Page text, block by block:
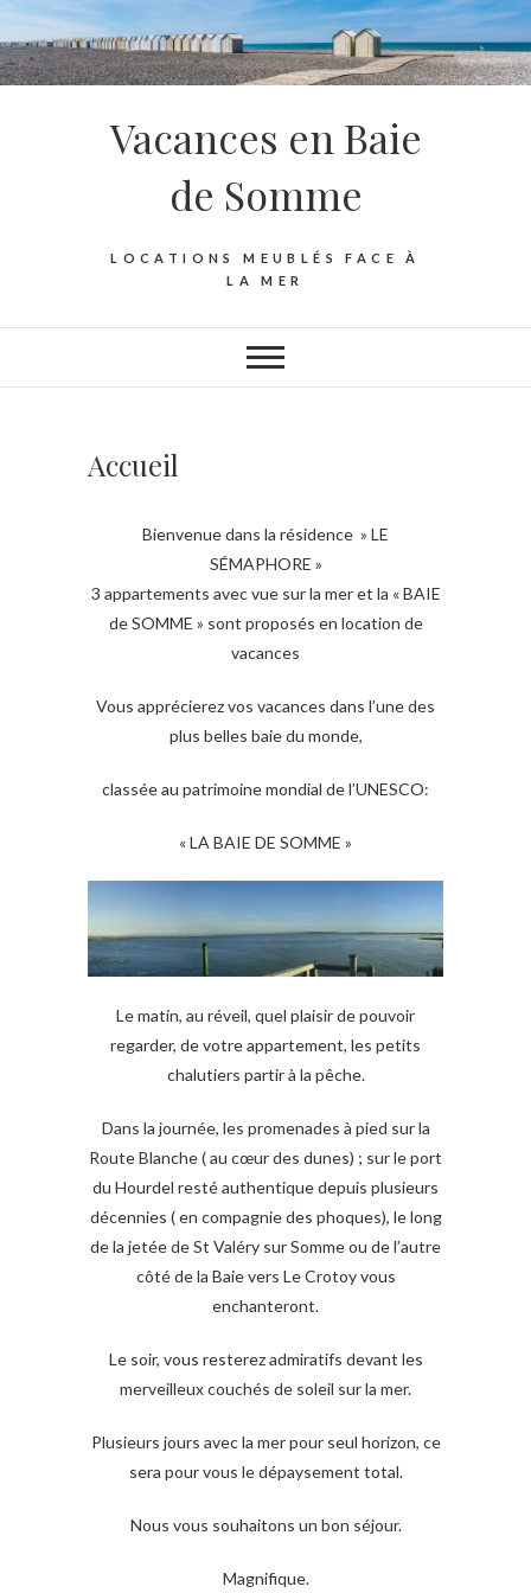
Vacances en Baie
de Somme
LOCATIONS MEUBLÉS FACE À
LA MER
Accueil
Bienvenue dans la résidence » LE
SÉMAPHORE »
3 appartements avec vue sur la mer et la « BAIE
de SOMME » sont proposés en location de
vacances
Vous apprécierez vos vacances dans l’une des
plus belles baie du monde,
classée au patrimoine mondial de l’UNESCO:
« LA BAIE DE SOMME »
Le matin, au réveil, quel plaisir de pouvoir
regarder, de votre appartement, les petits
chalutiers partir à la pêche.
Dans la journée, les promenades à pied sur la
Route Blanche ( au cœur des dunes) ; sur le port
du Hourdel resté authentique depuis plusieurs
décennies ( en compagnie des phoques), le long
de la jetée de St Valéry sur Somme ou de l’autre
côté de la Baie vers Le Crotoy vous
enchanteront.
Le soir, vous resterez admiratifs devant les
merveilleux couchés de soleil sur la mer.
Plusieurs jours avec la mer pour seul horizon, ce
sera pour vous le dépaysement total.
Nous vous souhaitons un bon séjour.
Magnifique.